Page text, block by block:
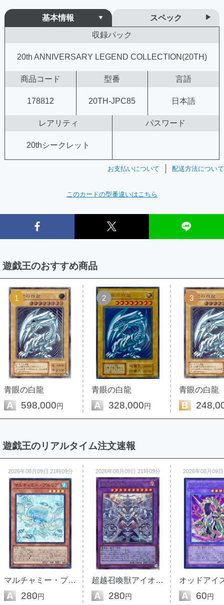
基本情報
スペック
収録パック
20th ANNIVERSARY LEGEND COLLECTION(20TH)
商品コード 型番 言語
178812 20TH-JPC85 日本語
レアリティ パスワード
20thシークレット
お支払いについて 配送方法について
このカードの型番違いはこちら
遊戯王のおすすめ商品
1
青眼の白龍
A 598,000円
2
青眼の白龍
A 328,000円
3
青眼の白龍
B
遊戯王のリアルタイム注文速報
2026年08月09日 21時09分
マルチャミー・プルリア
A 280円
2026年08月09日 21時09分
超越召喚獣アイオーン
A 280円
2026年08月09
A 60円